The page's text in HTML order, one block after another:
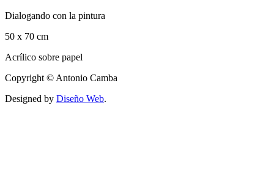
Dialogando con la pintura
50 x 70 cm
Acrílico sobre papel
Copyright © Antonio Camba
Designed by Diseño Web.